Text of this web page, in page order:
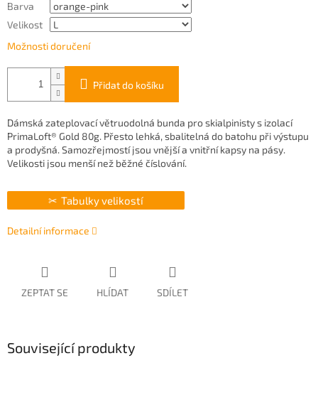
Barva
Velikost
Možnosti doručení
Přidat do košíku
Dámská zateplovací větruodolná bunda pro skialpinisty s izolací
PrimaLoft® Gold 80g. Přesto lehká, sbalitelná do batohu při výstupu
a prodyšná. Samozřejmostí jsou vnější a vnitřní kapsy na pásy.
Velikosti jsou menší než běžné číslování.
Tabulky velikostí
Detailní informace
ZEPTAT SE HLÍDAT SDÍLET
Související produkty